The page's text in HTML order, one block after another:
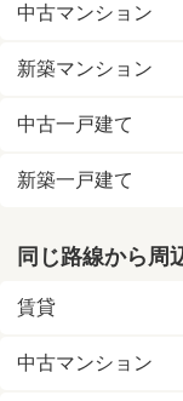
中古マンション
新築マンション
中古一戸建て
新築一戸建て
同じ路線から周
賃貸
中古マンション